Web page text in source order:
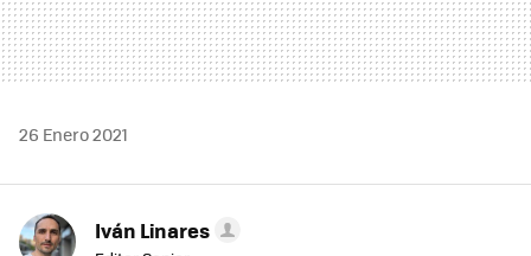
26 Enero 2021
Iván Linares